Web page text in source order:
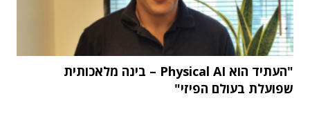
"העתיד הוא Physical AI – בינה מלאכותית
שפועלת בעולם הפיזי"